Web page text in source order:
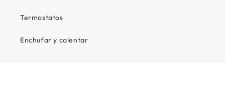
Termostatos
Enchufar y calentar